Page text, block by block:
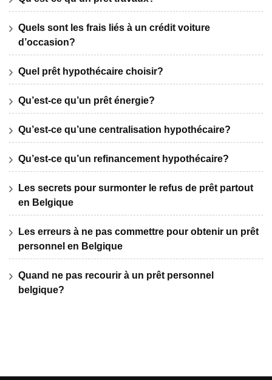
Quels sont les frais liés à un crédit voiture
d’occasion?
Quel prêt hypothécaire choisir?
Qu’est-ce qu’un prêt énergie?
Qu’est-ce qu’une centralisation hypothécaire?
Qu’est-ce qu’un refinancement hypothécaire?
Les secrets pour surmonter le refus de prêt partout
en Belgique
Les erreurs à ne pas commettre pour obtenir un prêt
personnel en Belgique
Quand ne pas recourir à un prêt personnel
belgique?